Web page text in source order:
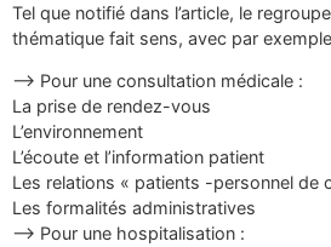
Tel que notifié dans l’article, le
thématique fait sens, avec par
–> Pour une consultation médicale :
La prise de rendez-vous
L’environnement
L’écoute et l’information patient
Les relations « patients -personnel de
Les formalités administratives
–> Pour une hospitalisation :